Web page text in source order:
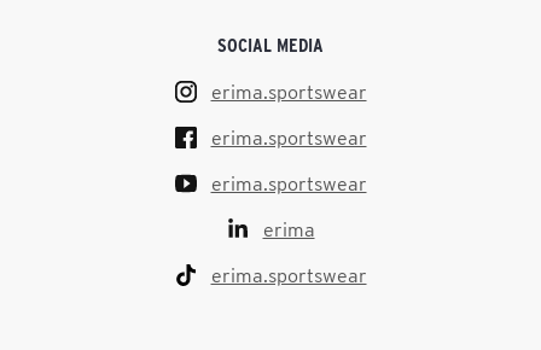
SOCIAL MEDIA
erima.sportswear
erima.sportswear
erima.sportswear
erima
erima.sportswear